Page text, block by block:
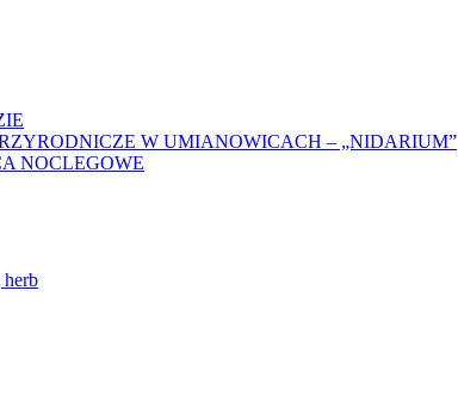
W UMIANOWICACH – „NIDARIUM”
NOCLEGOWE
herb